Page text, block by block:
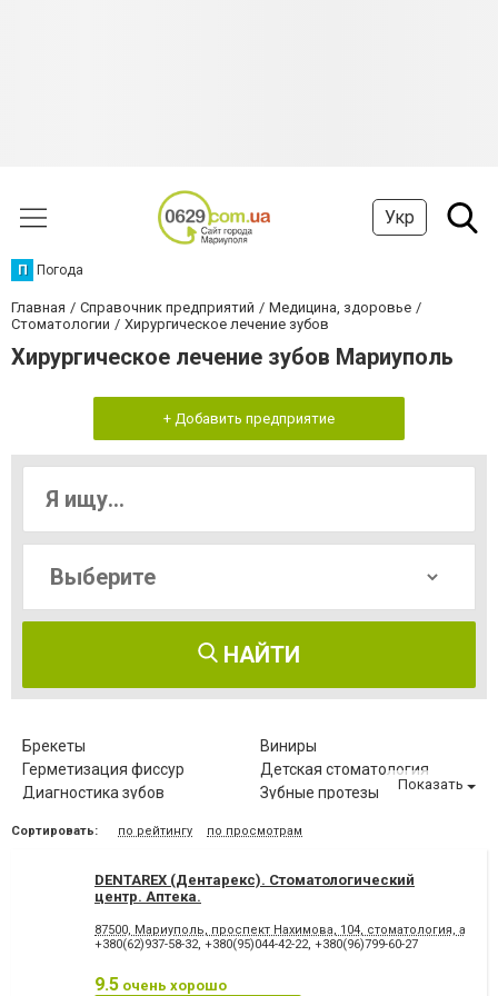
Укр
П Погода
Главная Справочник предприятий
Медицина, здоровье
Стоматологии
Хирургическое лечение зубов
Хирургическое лечение зубов Мариуполь
+ Добавить предприятие
НАЙТИ
Брекеты
Виниры
Герметизация фиссур
Детская стоматология
Диагностика зубов
Зубные протезы
Клиновидный дефект зубов
Компьютерная томография
Коронка безметалловая
Коронка
цельнокерамическая
Лазерное отбеливание
стоматологии
Показать
Сортировать: по рейтингу по просмотрам
DENTAREX (Дентарекс). Cтоматологический
центр. Аптeкa.
87500, Мариуполь, проспект Нахимова, 104, стоматология,
+380(62)937-58-32, +380(95)044-42-22, +380(96)799-60-27
9.5 очень хорошо